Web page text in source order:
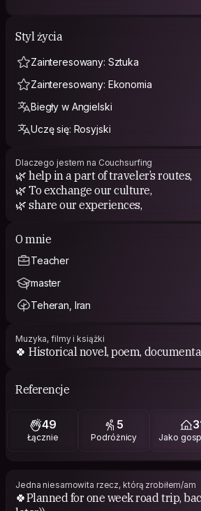
Styl życia
Zainteresowany: Sztuka
Zainteresowany: Ekonomia
Biegły w Angielski
Uczę się: Rosyjski
Dlaczego jestem na Couchsurfing
🌿 help in a part of traveler’s routes,
🌿 To exchange our culture,
🌿 share our experiences,
O mnie
Teacher
master
Teheran, Iran
Muzyka, filmy i książki
🍀 Historical novel, poem,
Referencje
49
Łącznie
5
Podróżnicy Jako
Jedna niesamowita rzecz, którą zrobiłem/am
🍀Planned for one week road trip,